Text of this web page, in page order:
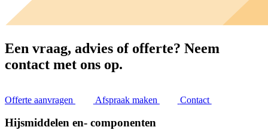
Een vraag, advies of offerte? Neem
contact met ons op.
Offerte aanvragen Afspraak maken Contact
Hijsmiddelen en- componenten